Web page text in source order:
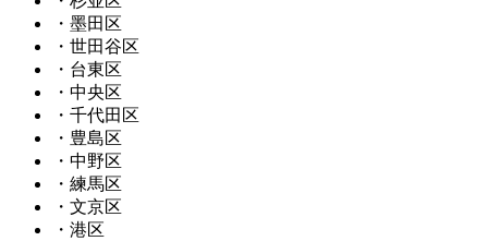
・墨田区
・世田谷区
・台東区
・中央区
・千代田区
・豊島区
・中野区
・練馬区
・文京区
・港区